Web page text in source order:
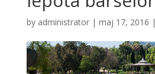
by administrator| maj 17, 2016 |